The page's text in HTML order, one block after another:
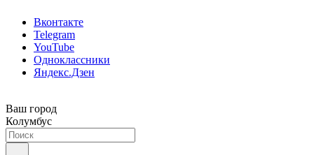
Вконтакте
Telegram
YouTube
Одноклассники
Яндекс.Дзен
Ваш город
Колумбус